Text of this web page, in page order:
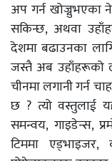
अप गर्न खोज्नुभएका
सकिन्छ, अथवा
देशमा बढाउनका
जस्तै अब उहाँहरूको
चीनमा लगानी गर्न
छ ? त्यो वस्तुलाई
समन्वय, गाइडेन्स,
टिममा एड्भाइजर,